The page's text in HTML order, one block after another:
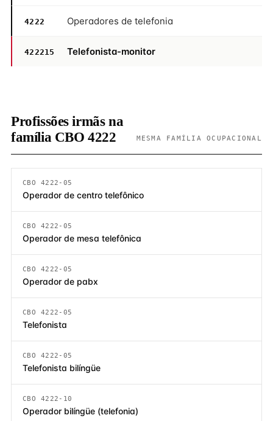
4222 Operadores de telefonia
422215 Telefonista-monitor
Profissões irmãs na
família CBO 4222
MESMA FAMÍLIA OCUPACIONAL
CBO 4222-05
Operador de centro telefônico
CBO 4222-05
Operador de mesa telefônica
CBO 4222-05
Operador de pabx
CBO 4222-05
Telefonista
CBO 4222-05
Telefonista bilíngüe
CBO 4222-10
Operador bilíngüe (telefonia)